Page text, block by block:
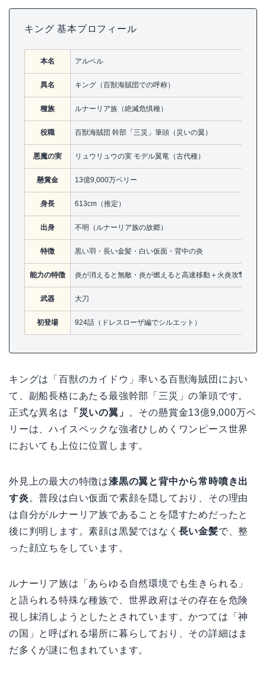
キング 基本プロフィール
本名 アルベル
異名 キング（百獣海賊団での呼称）
種族 ルナーリア族（絶滅危惧種）
役職 百獣海賊団 幹部「三災」筆頭（災いの翼）
悪魔の実 リュウリュウの実 モデル翼竜（古代種）
懸賞金 13億9,000万ベリー
身長 613cm（推定）
出身 不明（ルナーリア族の故郷）
特徴 黒い羽・長い金髪・白い仮面・背中の炎
能力の特徴 炎が消えると無敵・炎が燃えると高速移動＋火炎攻撃
武器 大刀
初登場 924話（ドレスローザ編でシルエット）
キングは「百獣のカイドウ」率いる百獣海賊団におい
て、副船長格にあたる最強幹部「三災」の筆頭です。
正式な異名は
「災いの翼」
。その懸賞金13億9,000万ベ
リーは、ハイスペックな強者ひしめくワンピース世界
においても上位に位置します。
外見上の最大の特徴は漆黒の翼と背中から常時噴き出
す炎。普段は白い仮面で素顔を隠しており、その理由
は自分がルナーリア族であることを隠すためだったと
後に判明します。素顔は黒髪ではなく 長い金髪で、整
った顔立ちをしています。
ルナーリア族は「あらゆる自然環境でも生きられる」
と語られる特殊な種族で、世界政府はその存在を危険
視し抹消しようとしたとされています。かつては「神
の国」と呼ばれる場所に暮らしており、その詳細はま
だ多くが謎に包まれています。